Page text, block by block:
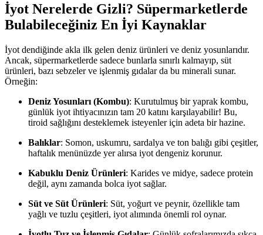
İyot Nerelerde Gizli? Süpermarketlerde
Bulabileceğiniz En İyi Kaynaklar
İyot dendiğinde akla ilk gelen deniz ürünleri ve deniz yosunlarıdır.
Ancak, süpermarketlerde sadece bunlarla sınırlı kalmayıp, süt
ürünleri, bazı sebzeler ve işlenmiş gıdalar da bu minerali sunar.
Örneğin:
Deniz Yosunları (Kombu): Kurutulmuş bir yaprak kombu,
günlük iyot ihtiyacınızın tam 20 katını karşılayabilir! Bu,
tiroid sağlığını desteklemek isteyenler için adeta bir hazine.
Balıklar: Somon, uskumru, sardalya ve ton balığı gibi çeşitler,
haftalık menünüzde yer alırsa iyot dengeniz korunur.
Kabuklu Deniz Ürünleri: Karides ve midye, sadece protein
değil, aynı zamanda bolca iyot sağlar.
Süt ve Süt Ürünleri: Süt, yoğurt ve peynir, özellikle tam
yağlı ve tuzlu çeşitleri, iyot alımında önemli rol oynar.